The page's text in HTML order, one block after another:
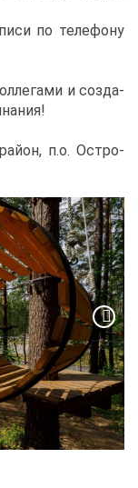
по те­ле­фо­ну
и со­зда­
п.о. Остро­